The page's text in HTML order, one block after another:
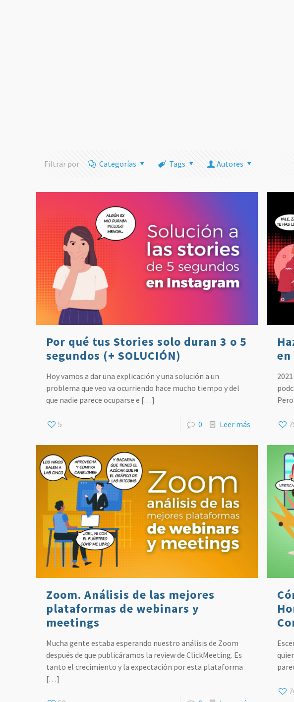
Filtrar por Categorías Tags Autores
Por qué tus Stories solo duran 3 o 5
segundos (+ SOLUCIÓN)
Hoy vamos a dar una explicación y una solución a un
problema que veo va ocurriendo hace mucho tiempo y del
que nadie parece ocuparse e […]
5 0 Leer más
en
Zoom. Análisis de las mejores
plataformas de webinars y
meetings
Mucha gente estaba esperando nuestro análisis de Zoom
después de que publicáramos la review de ClickMeeting. Es
tanto el crecimiento y la expectación por esta plataforma
[…]